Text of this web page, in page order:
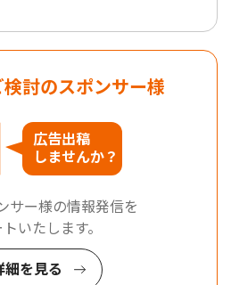
討のスポンサー様
広告出稿
しませんか？
サー様の情報発信を
いたします。
細を見る